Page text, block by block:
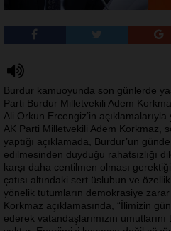
Burdur kamuoyunda son günlerde
Parti Burdur Milletvekili Adem
Ali Orkun Ercengiz’in açıklamalarıyla
AK Parti Milletvekili Adem Korkmaz,
yaptığı açıklamada, Burdur’un
edilmesinden duyduğu rahatsızlığı
karşı daha centilmen olması
çatısı altındaki sert üslubun ve
yönelik tutumların demokrasiye
Korkmaz açıklamasında, “İlimizin
ederek vatandaşlarımızın